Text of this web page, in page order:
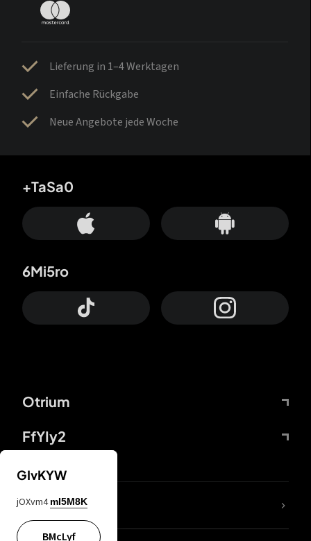
Lieferung in 1–4 Werktagen
Einfache Rückgabe
Neue Angebote jede Woche
Otrium
FfYIy2
+TaSa0
6Mi5ro
DDcvSo
GIvKYW
jOXvm4 mI5M8K
BMcLyf